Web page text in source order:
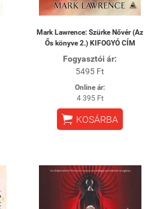
Mark Lawrence: Szürke Nővér (Az
Ős könyve 2.) KIFOGYÓ CÍM
Fogyasztói ár:
5495 Ft
Online ár:
4 395 Ft
 KOSÁRBA